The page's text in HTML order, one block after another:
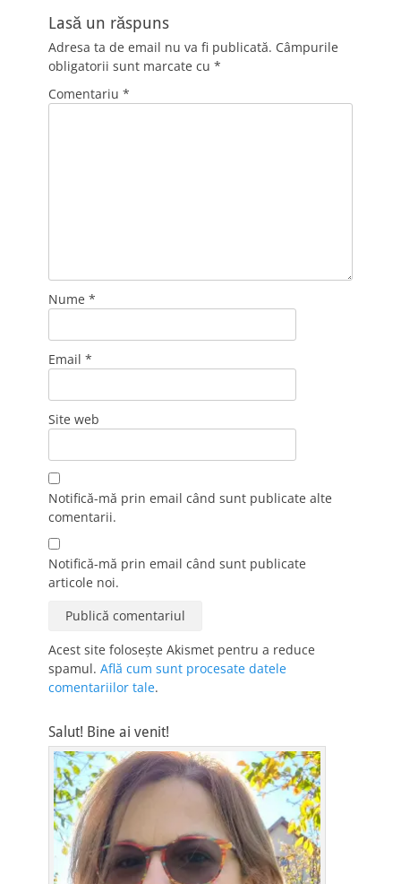
Lasă un răspuns
Adresa ta de email nu va fi publicată. Câmpurile
obligatorii sunt marcate cu *
Comentariu *
Nume *
Email *
Site web
Notifică-mă prin email când sunt publicate alte
comentarii.
Notifică-mă prin email când sunt publicate
articole noi.
Acest site folosește Akismet pentru a reduce
spamul. Află cum sunt procesate datele
comentariilor tale.
Salut! Bine ai venit!